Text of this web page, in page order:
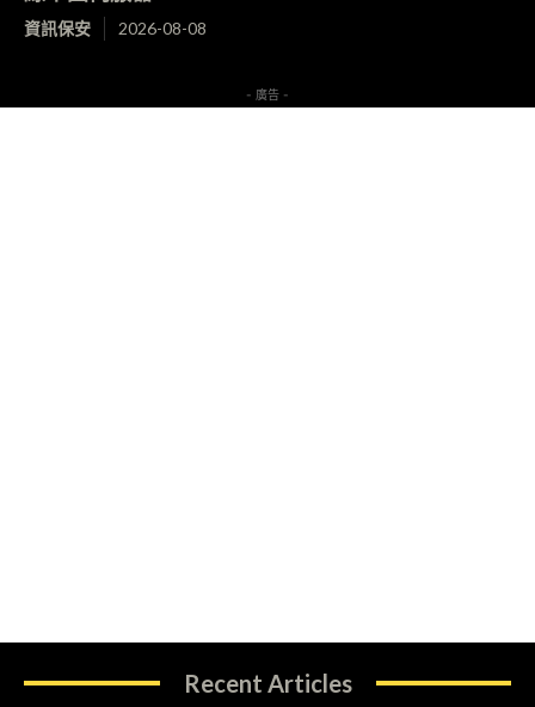
資訊保安 2026-08-08
- 廣告 -
Recent Articles